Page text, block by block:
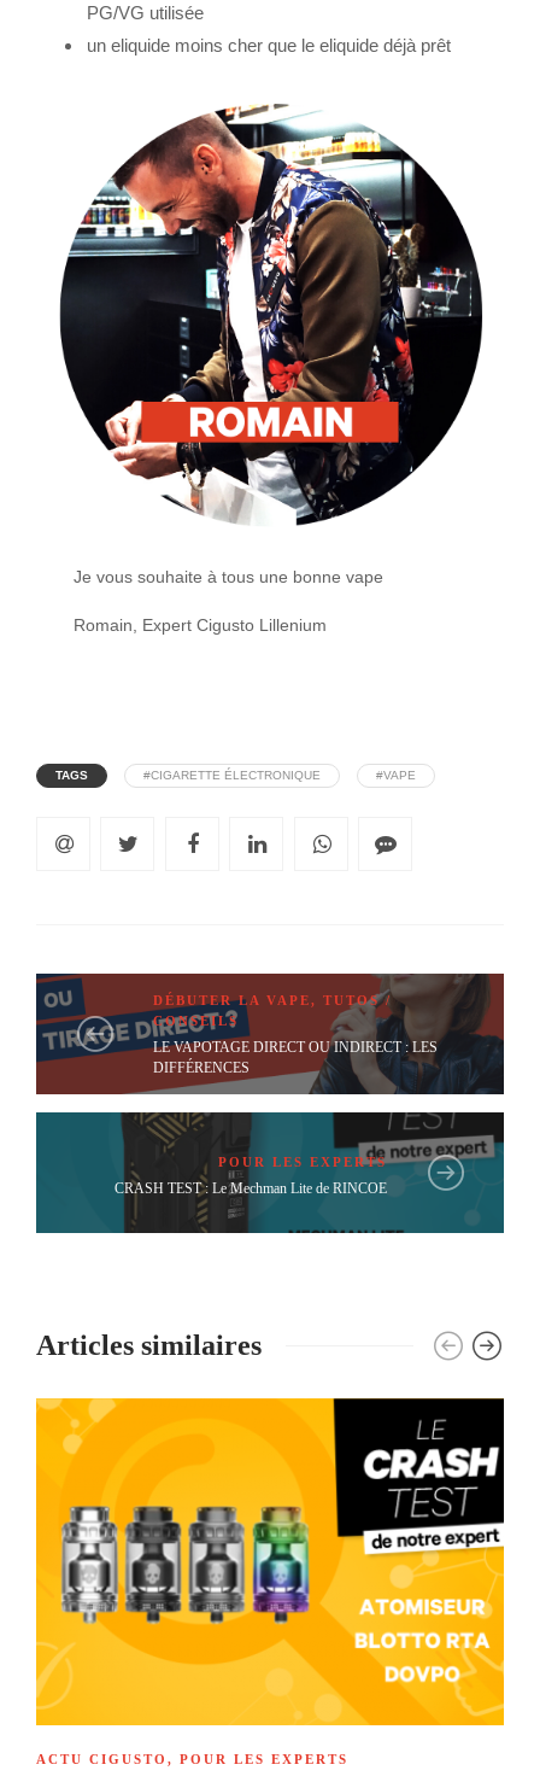
PG/VG utilisée
un eliquide moins cher que le eliquide déjà prêt
Je vous souhaite à tous une bonne vape
Romain, Expert Cigusto Lillenium
TAGS #CIGARETTE ÉLECTRONIQUE #VAPE
DÉBUTER LA VAPE, TUTOS /
CONSEILS
LE VAPOTAGE DIRECT OU INDIRECT : LES
DIFFÉRENCES
POUR LES EXPERTS
CRASH TEST : Le Mechman Lite de RINCOE
Articles similaires
ACTU CIGUSTO , POUR LES EXPERTS